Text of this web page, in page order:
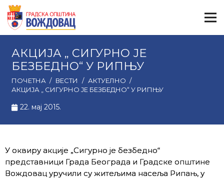
АКЦИЈА „ СИГУРНО ЈЕ
БЕЗБЕДНО“ У РИПЊУ
ПОЧЕТНА / ВЕСТИ / АКТУЕЛНО /
АКЦИЈА „ СИГУРНО ЈЕ БЕЗБЕДНО“ У РИПЊУ
22. мај 2015.
У оквиру акције „Сигурно је безбедно“
представници Града Београда и Градске општине
Вождовац уручили су житељима насеља Рипањ, у